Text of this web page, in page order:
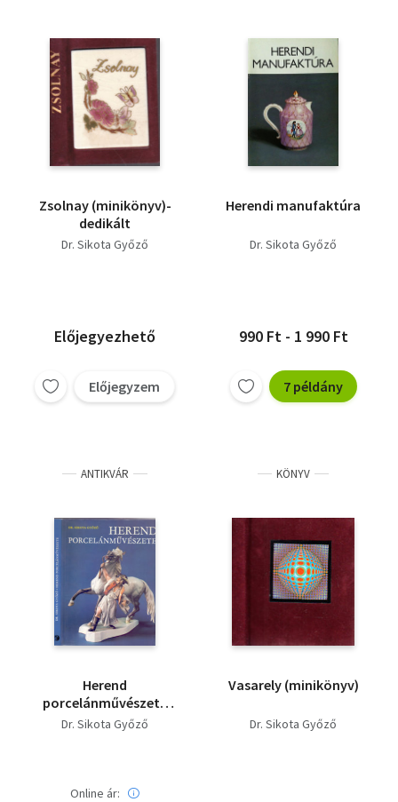
Zsolnay (minikönyv)-
dedikált
Dr. Sikota Győző
Előjegyezhető
Előjegyzem
Herendi manufaktúra
Dr. Sikota Győző
990 Ft - 1 990 Ft
7 példány
ANTIKVÁR
Herend
porcelánművészete
(Harmadik kiadás -
Dr. Sikota Győző
Online ár:
KÖNYV
Vasarely (minikönyv)
Dr. Sikota Győző